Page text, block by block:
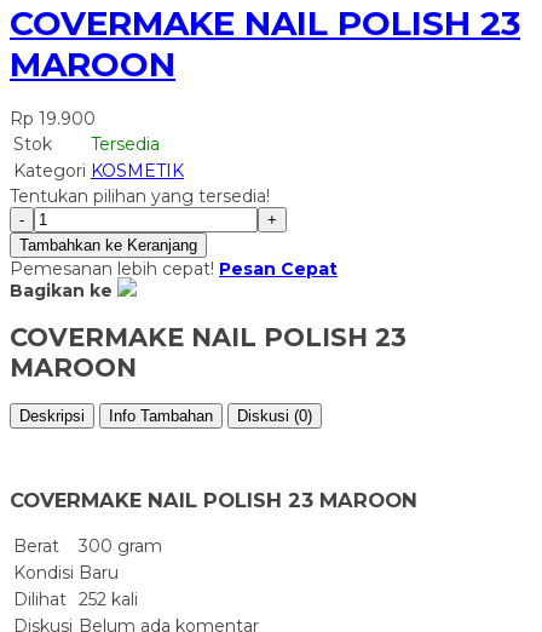
COVERMAKE NAIL POLISH 23
MAROON
Rp 19.900
Stok
Tersedia
Kategori KOSMETIK
Tentukan pilihan yang tersedia!
-
+
Tambahkan ke Keranjang
Pemesanan lebih cepat! Pesan Cepat
Bagikan ke
COVERMAKE NAIL POLISH 23
MAROON
Deskripsi Info Tambahan Diskusi (0)
COVERMAKE NAIL POLISH 23 MAROON
Berat
300 gram
Kondisi Baru
Dilihat 252 kali
Diskusi Belum ada komentar